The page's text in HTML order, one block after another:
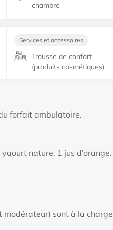
chambre
Services et accessoires
Trousse de confort
(produits cosmétiques)
forfait ambulatoire.
nature, 1 jus d’orange.
sont à la charge